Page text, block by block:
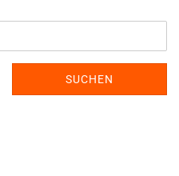
SUCHEN